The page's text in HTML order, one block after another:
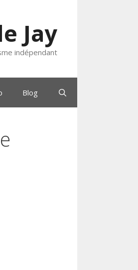
Jay
indépendant
Blog